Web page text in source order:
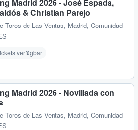
Madrid 2026 - José Espada,
& Christian Parejo
Toros de Las Ventas, Madrid, Comunidad
verfügbar
Madrid 2026 - Novillada con
Toros de Las Ventas, Madrid, Comunidad